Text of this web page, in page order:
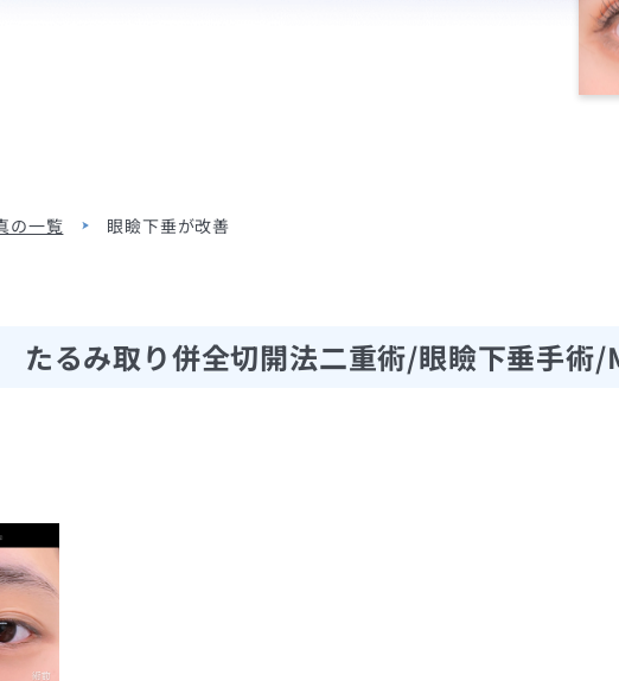
の一覧 眼瞼下垂が改善
たるみ取り併全切開法二重術/眼瞼下垂手術/